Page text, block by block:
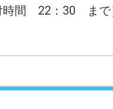
時間 22：30 まで